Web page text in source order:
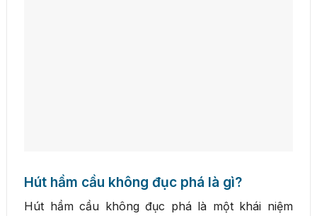
Hút hầm cầu không đục phá là gì?
Hút hầm cầu không đục phá là một khái niệm